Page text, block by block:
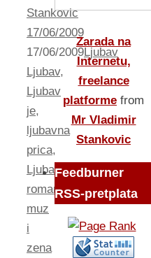
Stankovic
17/06/2009
17/06/2009Ljubav
Ljubav,
Ljubav
je,
ljubavna
prica,
Ljubavni
roman,
muz
i
zena
Zarada na
Internetu,
freelance
platforme from
Mr Vladimir
Stankovic
Feedburner
RSS-pretplata